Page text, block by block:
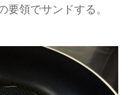
領でサンドする。